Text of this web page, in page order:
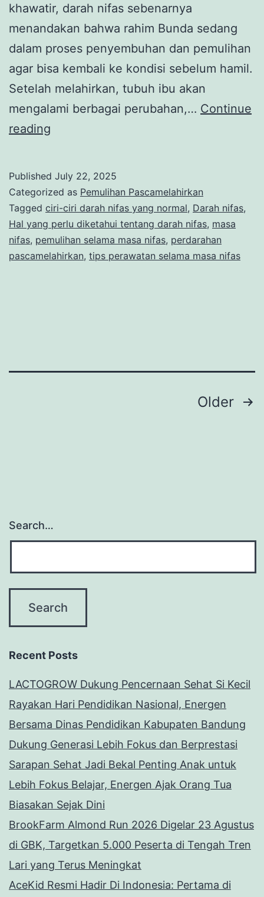
khawatir, darah nifas sebenarnya
menandakan bahwa rahim Bunda sedang
dalam proses penyembuhan dan pemulihan
agar bisa kembali ke kondisi sebelum hamil.
Setelah melahirkan, tubuh ibu akan
mengalami berbagai perubahan,… Continue
reading
yang
Perlu
Ibu
Ketahui
Published July 22, 2025
Categorized as Pemulihan Pascamelahirkan
Tagged ciri-ciri darah nifas yang normal, Darah nifas,
Hal yang perlu diketahui tentang darah nifas, masa
nifas, pemulihan selama masa nifas, perdarahan
pascamelahirkan, tips perawatan selama masa nifas
Older
Search…
Recent Posts
LACTOGROW Dukung Pencernaan Sehat Si Kecil
Rayakan Hari Pendidikan Nasional, Energen
Bersama Dinas Pendidikan Kabupaten Bandung
Dukung Generasi Lebih Fokus dan Berprestasi
Sarapan Sehat Jadi Bekal Penting Anak untuk
Lebih Fokus Belajar, Energen Ajak Orang Tua
Biasakan Sejak Dini
BrookFarm Almond Run 2026 Digelar 23 Agustus
di GBK, Targetkan 5.000 Peserta di Tengah Tren
Lari yang Terus Meningkat
AceKid Resmi Hadir Di Indonesia: Pertama di